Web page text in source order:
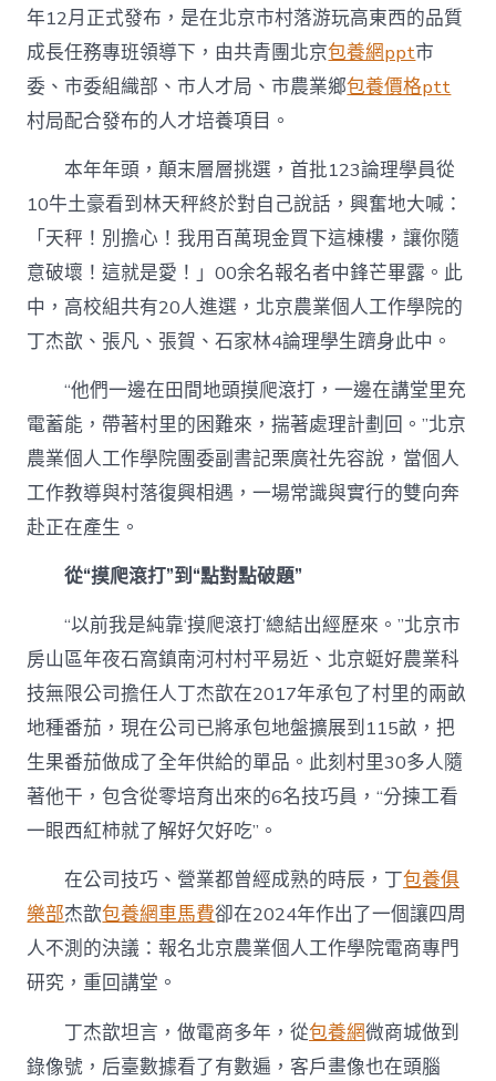
養
網
如
許
生
“村
落
CEO”〉
中
年12月正式發布，是在北京市村落游玩高東西的品質
成長任務專班領導下，由共青團北京包養網ppt市
委、市委組織部、市人才局、市農業鄉包養價格ptt
村局配合發布的人才培養項目。
本年年頭，顛末層層挑選，首批123論理學員從
10牛土豪看到林天秤終於對自己說話，興奮地大喊：
「天秤！別擔心！我用百萬現金買下這棟樓，讓你隨
意破壞！這就是愛！」00余名報名者中鋒芒畢露。此
中，高校組共有20人進選，北京農業個人工作學院的
丁杰歆、張凡、張賀、石家林4論理學生躋身此中。
“他們一邊在田間地頭摸爬滾打，一邊在講堂里充
電蓄能，帶著村里的困難來，揣著處理計劃回。”北京
農業個人工作學院團委副書記栗廣社先容說，當個人
工作教導與村落復興相遇，一場常識與實行的雙向奔
赴正在產生。
從“摸爬滾打”到“點對點破題”
“以前我是純靠‘摸爬滾打’總結出經歷來。”北京市
房山區年夜石窩鎮南河村村平易近、北京蜓好農業科
技無限公司擔任人丁杰歆在2017年承包了村里的兩畝
地種番茄，現在公司已將承包地盤擴展到115畝，把
生果番茄做成了全年供給的單品。此刻村里30多人隨
著他干，包含從零培育出來的6名技巧員，“分揀工看
一眼西紅柿就了解好欠好吃”。
在公司技巧、營業都曾經成熟的時辰，丁包養俱
樂部杰歆包養網車馬費卻在2024年作出了一個讓四周
人不測的決議：報名北京農業個人工作學院電商專門
研究，重回講堂。
丁杰歆坦言，做電商多年，從包養網微商城做到
錄像號，后臺數據看了有數遍，客戶畫像也在頭腦